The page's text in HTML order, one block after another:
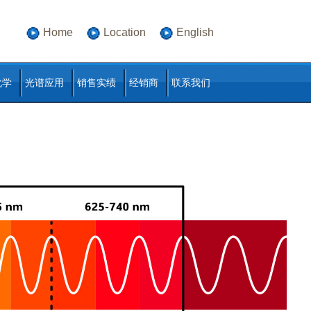
Home Location English
光谱应用 销售实绩 经销商 联系我们